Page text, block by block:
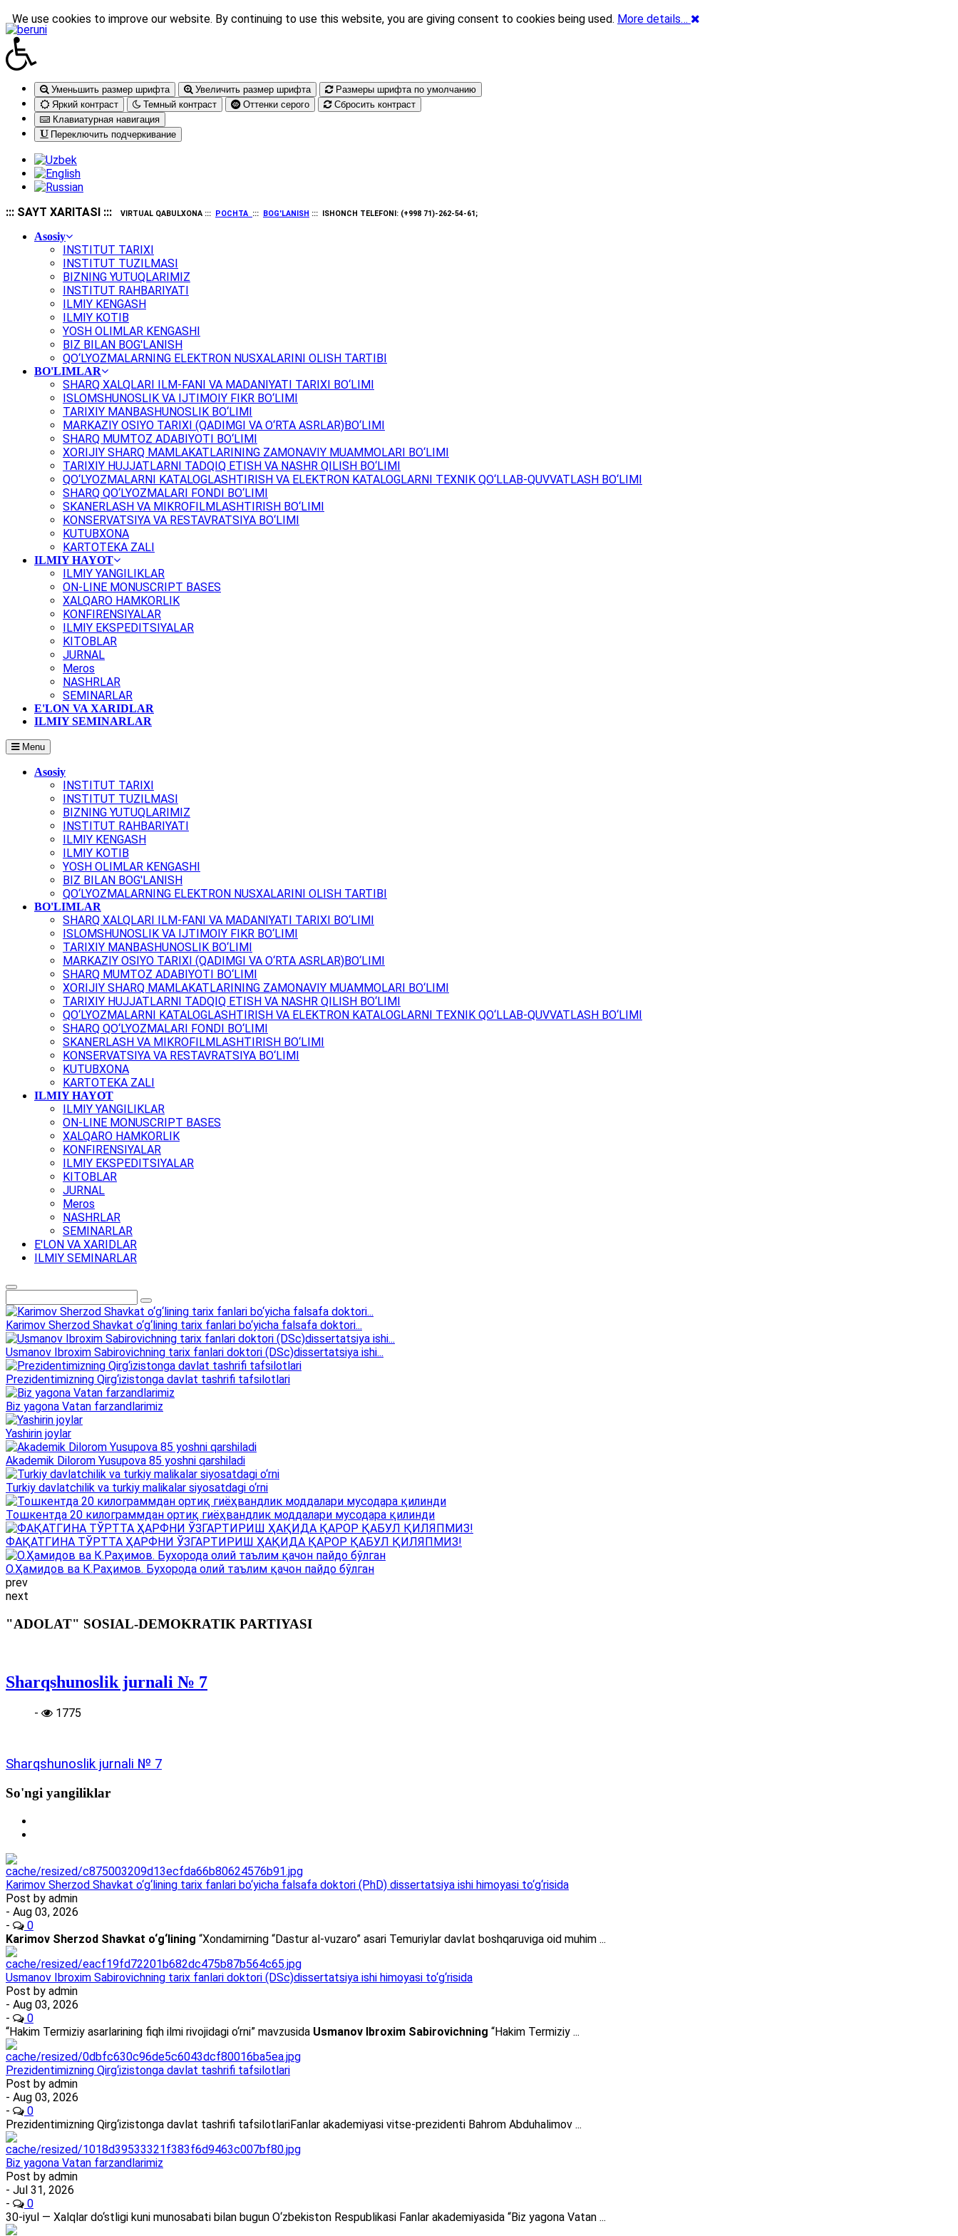
Уменьшить размер шрифта Увеличить размер шрифта
Размеры шрифта по умолчанию
Яркий контраст
Темный контраст Оттенки серого
Сбросить контраст
Клавиатурная навигация
Переключить подчеркивание
::: SAYT XARITASI ::: VIRTUAL QABULXONA ::: POCHTA ::: BOG'LANISH ::: ISHONCH TELEFONI: (+998 71)-262-54-61;
Asosiy
INSTITUT TARIXI
INSTITUT TUZILMASI
BIZNING YUTUQLARIMIZ
INSTITUT RAHBARIYATI
ILMIY KENGASH
ILMIY KOTIB
YOSH OLIMLAR KENGASHI
BIZ BILAN BOG'LANISH
QO‘LYOZMALARNING ELEKTRON NUSXALARINI OLISH TARTIBI
BO'LIMLAR
SHARQ XALQLARI ILM-FANI VA MADANIYATI TARIXI BO‘LIMI
ISLOMSHUNOSLIK VA IJTIMOIY FIKR BO‘LIMI
TARIXIY MANBASHUNOSLIK BO‘LIMI
MARKAZIY OSIYO TARIXI (QADIMGI VA O‘RTA ASRLAR)BO‘LIMI
SHARQ MUMTOZ ADABIYOTI BO‘LIMI
XORIJIY SHARQ MAMLAKATLARINING ZAMONAVIY MUAMMOLARI BO‘LIMI
TARIXIY HUJJATLARNI TADQIQ ETISH VA NASHR QILISH BO‘LIMI
QO‘LYOZMALARNI KATALOGLASHTIRISH VA ELEKTRON KATALOGLARNI TEXNIK QO‘LLAB-QUVVATLASH BO‘LIMI
SHARQ QO‘LYOZMALARI FONDI BO‘LIMI
SKANERLASH VA MIKROFILMLASHTIRISH BO‘LIMI
KONSERVATSIYA VA RESTAVRATSIYA BO‘LIMI
KUTUBXONA
KARTOTEKA ZALI
ILMIY HAYOT
ILMIY YANGILIKLAR
ON-LINE MONUSCRIPT BASES
XALQARO HAMKORLIK
KONFIRENSIYALAR
ILMIY EKSPEDITSIYALAR
KITOBLAR
JURNAL
Meros
NASHRLAR
SEMINARLAR
E'LON VA XARIDLAR
ILMIY SEMINARLAR
Menu
Asosiy
INSTITUT TARIXI
INSTITUT TUZILMASI
BIZNING YUTUQLARIMIZ
INSTITUT RAHBARIYATI
ILMIY KENGASH
ILMIY KOTIB
YOSH OLIMLAR KENGASHI
BIZ BILAN BOG'LANISH
QO‘LYOZMALARNING ELEKTRON NUSXALARINI OLISH TARTIBI
BO'LIMLAR
SHARQ XALQLARI ILM-FANI VA MADANIYATI TARIXI BO‘LIMI
ISLOMSHUNOSLIK VA IJTIMOIY FIKR BO‘LIMI
TARIXIY MANBASHUNOSLIK BO‘LIMI
MARKAZIY OSIYO TARIXI (QADIMGI VA O‘RTA ASRLAR)BO‘LIMI
SHARQ MUMTOZ ADABIYOTI BO‘LIMI
XORIJIY SHARQ MAMLAKATLARINING ZAMONAVIY MUAMMOLARI BO‘LIMI
TARIXIY HUJJATLARNI TADQIQ ETISH VA NASHR QILISH BO‘LIMI
QO‘LYOZMALARNI KATALOGLASHTIRISH VA ELEKTRON KATALOGLARNI TEXNIK QO‘LLAB-QUVVATLASH BO‘LIMI
SHARQ QO‘LYOZMALARI FONDI BO‘LIMI
SKANERLASH VA MIKROFILMLASHTIRISH BO‘LIMI
KONSERVATSIYA VA RESTAVRATSIYA BO‘LIMI
KUTUBXONA
KARTOTEKA ZALI
ILMIY HAYOT
ILMIY YANGILIKLAR
ON-LINE MONUSCRIPT BASES
XALQARO HAMKORLIK
KONFIRENSIYALAR
ILMIY EKSPEDITSIYALAR
KITOBLAR
JURNAL
Meros
NASHRLAR
SEMINARLAR
E'LON VA XARIDLAR
ILMIY SEMINARLAR
Karimov Sherzod Shavkat o‘g‘lining tarix fanlari bo‘yicha falsafa doktori...
Usmanov Ibroxim Sabirovichning tarix fanlari doktori (DSc)dissertatsiya ishi...
Prezidentimizning Qirg‘izistonga davlat tashrifi tafsilotlari
Biz yagona Vatan farzandlarimiz
Yashirin joylar
Akademik Dilorom Yusupova 85 yoshni qarshiladi
Turkiy davlatchilik va turkiy malikalar siyosatdagi o‘rni
Тошкентда 20 килограммдан ортиқ гиёҳвандлик моддалари мусодара қилинди
ФАҚАТГИНА ТЎРТТА ҲАРФНИ ЎЗГАРТИРИШ ҲАҚИДА ҚАРОР ҚАБУЛ ҚИЛЯПМИЗ!
О.Ҳамидов ва К.Раҳимов. Бухорода олий таълим қачон пайдо бўлган
prev
next
"ADOLAT" SOSIAL-DEMOKRATIK PARTIYASI
Sharqshunoslik jurnali № 7
- 1775
Sharqshunoslik jurnali № 7
So'ngi yangiliklar
Karimov Sherzod Shavkat o‘g‘lining tarix fanlari bo‘yicha falsafa doktori (PhD) dissertatsiya ishi himoyasi to‘g‘risida
Post by admin
- Aug 03, 2026
-
0
Karimov Sherzod Shavkat o‘g‘lining “Xondamirning “Dastur al-vuzaro” asari Temuriylar davlat boshqaruviga oid muhim ...
Usmanov Ibroxim Sabirovichning tarix fanlari doktori (DSc)dissertatsiya ishi himoyasi to‘g‘risida
Post by admin
- Aug 03, 2026
-
0
“Hakim Termiziy asarlarining fiqh ilmi rivojidagi o‘rni” mavzusida Usmanov Ibroxim Sabirovichning “Hakim Termiziy ...
Prezidentimizning Qirg‘izistonga davlat tashrifi tafsilotlari
Post by admin
- Aug 03, 2026
-
0
Prezidentimizning Qirg‘izistonga davlat tashrifi tafsilotlariFanlar akademiyasi vitse-prezidenti Bahrom Abduhalimov ...
Biz yagona Vatan farzandlarimiz
Post by admin
- Jul 31, 2026
-
0
30-iyul — Xalqlar do‘stligi kuni munosabati bilan bugun O‘zbekiston Respublikasi Fanlar akademiyasida “Biz yagona Vatan ...
We use cookies to improve our website. By continuing to use this website, you are giving consent to cookies being used. More details…